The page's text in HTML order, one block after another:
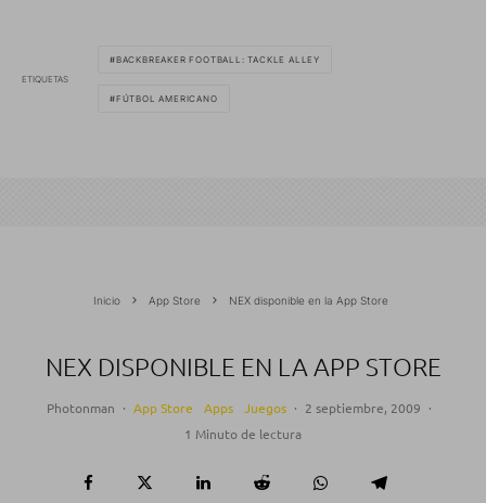
ETIQUETAS
BACKBREAKER FOOTBALL: TACKLE ALLEY
FÚTBOL AMERICANO
Inicio App Store NEX disponible en la App Store
NEX DISPONIBLE EN LA APP STORE
Photonman · App Store Apps Juegos · 2 septiembre, 2009 ·
1 Minuto de lectura